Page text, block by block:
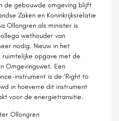
de gebouwde omgeving blijft
Zaken en Koninkrijksrelatie
Ollongren als minister is
wethouder van
nodig. Nieuw in het
ruimtelijke opgave met de
Omgevingswet. Een
instrument is de ‘Right to
in hoeverre dit instrument
voor de energietransitie.
Ollongren